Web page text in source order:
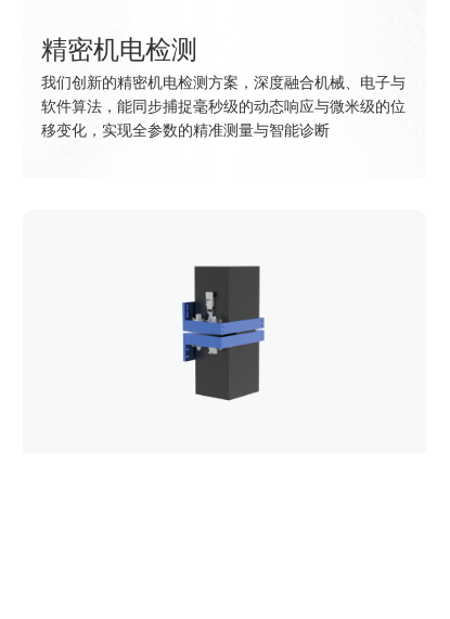
精密机电检测
我们创新的精密机电检测方案，深度融合机械、电子与
软件算法，能同步捕捉毫秒级的动态响应与微米级的位
移变化，实现全参数的精准测量与智能诊断